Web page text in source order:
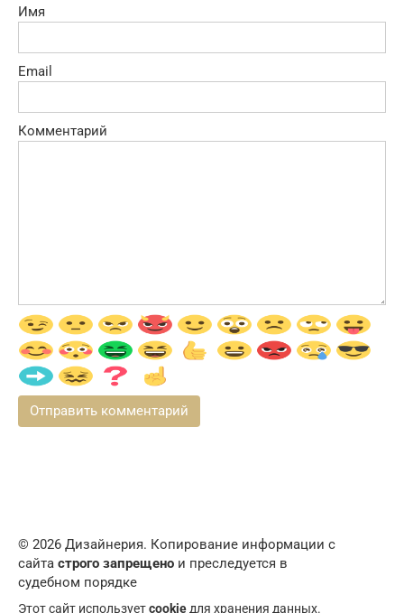
Имя
Email
Комментарий
© 2026 Дизайнерия. Копирование информации с
сайта строго запрещено и преследуется в
судебном порядке
Этот сайт используетcookie для хранения данных.